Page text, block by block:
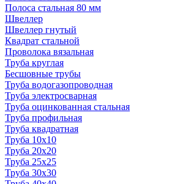
Полоса стальная 80 мм
Швеллер
Швеллер гнутый
Квадрат стальной
Проволока вязальная
Труба круглая
Бесшовные трубы
Труба водогазопроводная
Труба электросварная
Труба оцинкованная стальная
Труба профильная
Труба квадратная
Труба 10x10
Труба 20x20
Труба 25x25
Труба 30x30